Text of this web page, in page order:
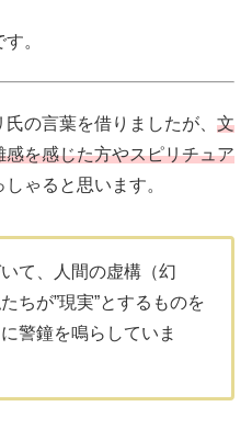
。
の言葉を借りましたが、 文
を感じた方やスピリチュア
しゃると思います。
て、人間の虚構（幻
ちが”現実”とするものを
警鐘を鳴らしていま